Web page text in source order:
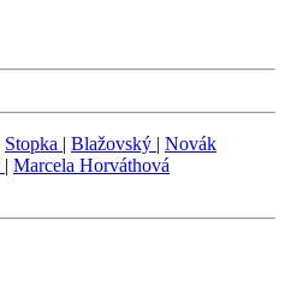
Stopka | Blažovský | Novák
| Marcela Horváthová